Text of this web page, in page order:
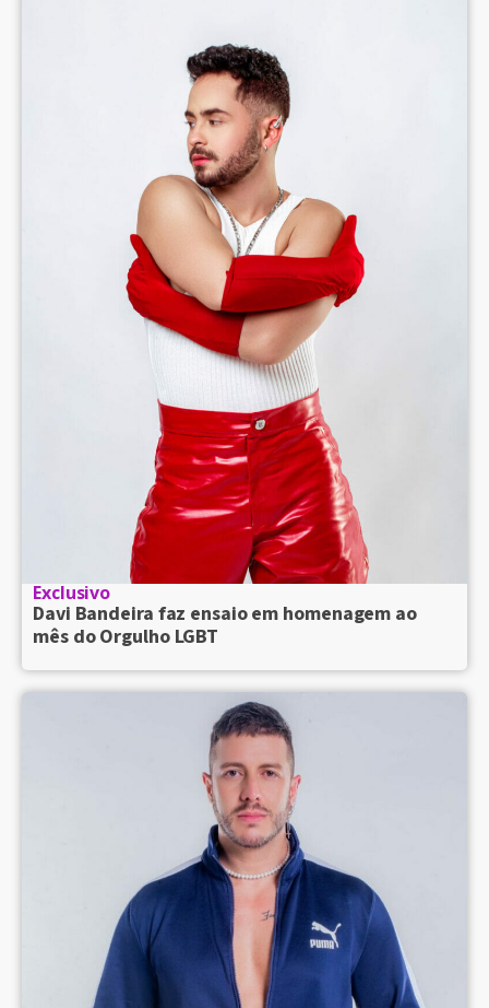
Exclusivo
Davi Bandeira faz ensaio em homenagem ao
mês do Orgulho LGBT